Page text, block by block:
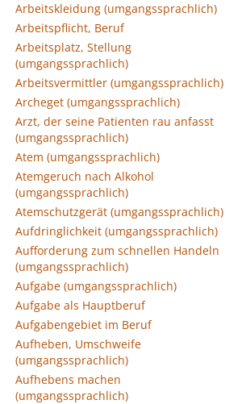
Arbeitskleidung (umgangssprachlich)
Arbeitspflicht, Beruf
Arbeitsplatz, Stellung
(umgangssprachlich)
Arbeitsvermittler (umgangssprachlich)
Archeget (umgangssprachlich)
Arzt, der seine Patienten rau anfasst
(umgangssprachlich)
Atem (umgangssprachlich)
Atemgeruch nach Alkohol
(umgangssprachlich)
Atemschutzgerät (umgangssprachlich)
Aufdringlichkeit (umgangssprachlich)
Aufforderung zum schnellen Handeln
(umgangssprachlich)
Aufgabe (umgangssprachlich)
Aufgabe als Hauptberuf
Aufgabengebiet im Beruf
Aufheben, Umschweife
(umgangssprachlich)
Aufhebens machen
(umgangssprachlich)